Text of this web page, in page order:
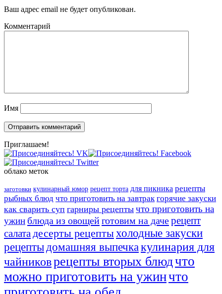
Ваш адрес email не будет опубликован.
Комментарий
Имя
Приглашаем!
облако меток
заготовки кулинарный юмор рецепт торта для пикника рецепты
рыбных блюд что приготовить на завтрак горячие закуски
как сварить суп гарниры рецепты что приготовить на
ужин блюда из овощейготовим на дачерецепт
салатадесерты рецептыхолодные закуски
рецептыдомашняя выпечкакулинария для
чайниковрецепты вторых блюдчто
можно приготовить на ужинчто